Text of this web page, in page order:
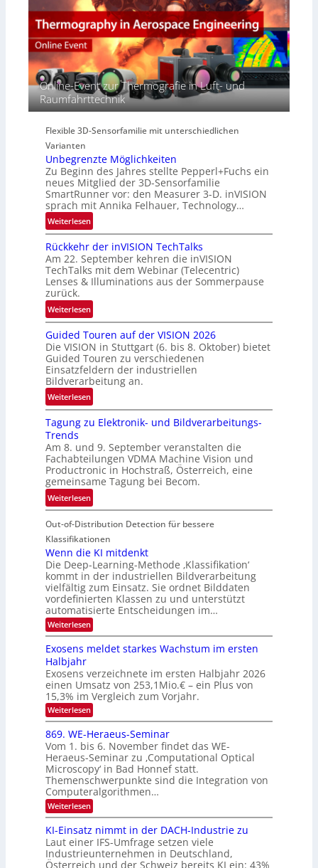
t
s
S
e
i
e
s
-
u
n
d
e
A
-
R
e
o
n
s
p
e
c
r
a
l
N
s
‘
Online-Event zur Thermografie in Luft- und
Raumfahrttechnik
Flexible 3D-Sensorfamilie mit unterschiedlichen
Varianten
Unbegrenzte Möglichkeiten
Zu Beginn des Jahres stellte Pepperl+Fuchs ein
neues Mitglied der 3D-Sensorfamilie
SmartRunner vor: den Measurer 3-D. inVISION
sprach mit Annika Felhauer, Technology…
Weiterlesen:
U
n
b
e
g
r
e
z
t
e
M
ö
g
l
c
h
k
e
i
n
Rückkehr der inVISION TechTalks
Am 22. September kehren die inVISION
TechTalks mit dem Webinar (Telecentric)
Lenses & Illuminations aus der Sommerpause
zurück.
Weiterlesen:
R
ü
c
k
k
e
h
e
r
i
n
V
I
S
I
O
N
T
e
c
h
T
a
k
s
Guided Touren auf der VISION 2026
Die VISION in Stuttgart (6. bis 8. Oktober) bietet
Guided Touren zu verschiedenen
Einsatzfeldern der industriellen
Bildverarbeitung an.
Weiterlesen:
G
u
d
e
d
T
o
e
n
a
u
f
d
e
r
V
S
I
O
N
2
0
2
6
Tagung zu Elektronik- und Bildverarbeitungs-
Trends
Am 8. und 9. September veranstalten die
Fachabteilungen VDMA Machine Vision und
Productronic in Hochstraß, Österreich, eine
gemeinsame Tagung bei Becom.
Weiterlesen:
T
a
g
u
n
g
z
u
E
l
e
t
r
o
n
k
-
u
n
d
B
i
l
d
v
Out-of-Distribution Detection für bessere
Klassifikationen
Wenn die KI mitdenkt
Die Deep-Learning-Methode ‚Klassifikation‘
kommt in der industriellen Bildverarbeitung
vielfältig zum Einsatz. Sie ordnet Bilddaten
vordefinierten Klassen zu und unterstützt
automatisierte Entscheidungen im…
Weiterlesen:
W
n
d
i
e
K
I
m
i
t
d
e
n
k
t
Exosens meldet starkes Wachstum im ersten
Halbjahr
Exosens verzeichnete im ersten Halbjahr 2026
einen Umsatz von 253,1Mio.€ – ein Plus von
15,3% im Vergleich zum Vorjahr.
Weiterlesen:
E
x
o
s
e
n
s
m
e
l
d
e
t
s
t
869. WE-Heraeus-Seminar
Vom 1. bis 6. November findet das WE-
Heraeus-Seminar zu ‚Computational Optical
Microscopy‘ in Bad Honnef statt.
Themenschwerpunkte sind die Integration von
Computeralgorithmen…
Weiterlesen:
8
9
.
W
E
KI-Einsatz nimmt in der DACH-Industrie zu
Laut einer IFS-Umfrage setzen viele
Industrieunternehmen in Deutschland,
Österreich und der Schweiz bereits KI ein: 43%